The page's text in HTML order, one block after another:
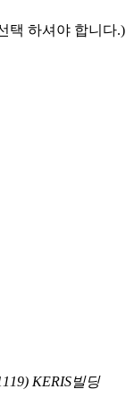
택 하셔야 합니다.)
KERIS빌딩